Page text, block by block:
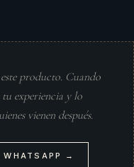
producto. Cuando
experiencia y lo
vienen después.
WHATSAPP →